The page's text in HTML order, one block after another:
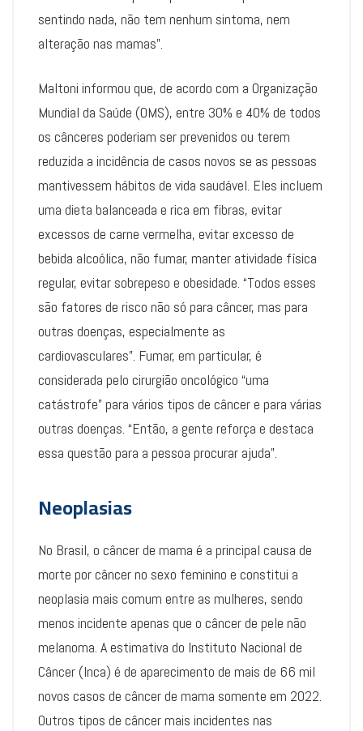
sentindo nada, não tem nenhum sintoma, nem
alteração nas mamas”.
Maltoni informou que, de acordo com a Organização
Mundial da Saúde (OMS), entre 30% e 40% de todos
os cânceres poderiam ser prevenidos ou terem
reduzida a incidência de casos novos se as pessoas
mantivessem hábitos de vida saudável. Eles incluem
uma dieta balanceada e rica em fibras, evitar
excessos de carne vermelha, evitar excesso de
bebida alcoólica, não fumar, manter atividade física
regular, evitar sobrepeso e obesidade. “Todos esses
são fatores de risco não só para câncer, mas para
outras doenças, especialmente as
cardiovasculares”. Fumar, em particular, é
considerada pelo cirurgião oncológico “uma
catástrofe” para vários tipos de câncer e para várias
outras doenças. “Então, a gente reforça e destaca
essa questão para a pessoa procurar ajuda”.
Neoplasias
No Brasil, o câncer de mama é a principal causa de
morte por câncer no sexo feminino e constitui a
neoplasia mais comum entre as mulheres, sendo
menos incidente apenas que o câncer de pele não
melanoma. A estimativa do Instituto Nacional de
Câncer (Inca) é de aparecimento de mais de 66 mil
novos casos de câncer de mama somente em 2022.
Outros tipos de câncer mais incidentes nas